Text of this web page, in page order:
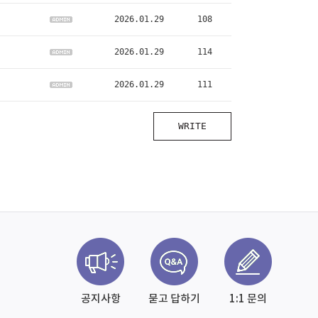
2026.01.29 108
2026.01.29 114
2026.01.29 111
WRITE
공지사항 묻고 답하기 1:1 문의